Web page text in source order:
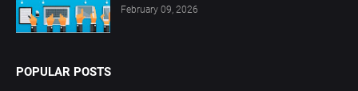
February 09, 2026
POPULAR POSTS